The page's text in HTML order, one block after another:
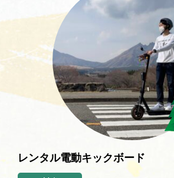
レンタル電動キックボード